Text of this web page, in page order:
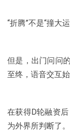
“折腾”不是“撞大
但是，出门问问
至终，语音交互
在获得D轮融资
为外界所判断了。